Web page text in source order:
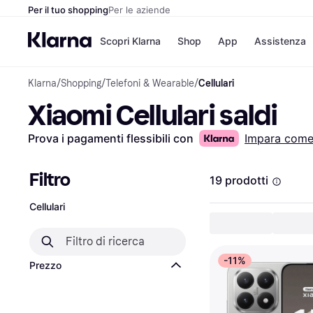
Per il tuo shoppingPer le aziende
Scopri Klarna
Opzioni di
Opzioni di
Paga ora
Paga in 3 rate
Paga dopo 30 giorni
Shop
Unieuro
eBay
App Assistenza
Klarna/Shopping/Telefoni & Wearable/Cellulari
Xiaomi Cellulari saldi
Prova i pagamenti flessibili con Impara
Filtro
Cellulari
Prezzo
19 prodotti
-11%